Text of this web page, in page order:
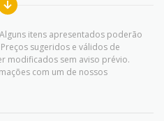
itens apresentados poderão
sugeridos e válidos de
modificados sem aviso prévio.
com um de nossos